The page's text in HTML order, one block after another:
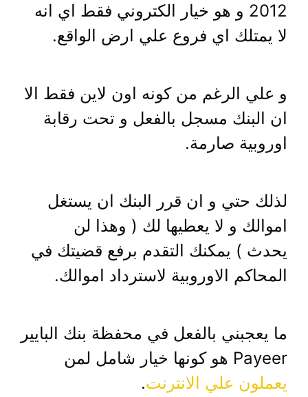
2012 و هو خيار الكتروني فقط اي انه
لا يمتلك اي فروع علي ارض الواقع.
و علي الرغم من كونه اون لاين فقط الا
ان البنك مسجل بالفعل و تحت رقابة
اوروبية صارمة.
لذلك حتي و ان قرر البنك ان يستغل
اموالك و لا يعطيها لك ( وهذا لن
يحدث ) يمكنك التقدم برفع قضيتك في
المحاكم الاوروبية لاسترداد اموالك.
ما يعجبني بالفعل في محفظة بنك البايير
Payeer هو كونها خيار شامل لمن
يعملون علي الانترنت.